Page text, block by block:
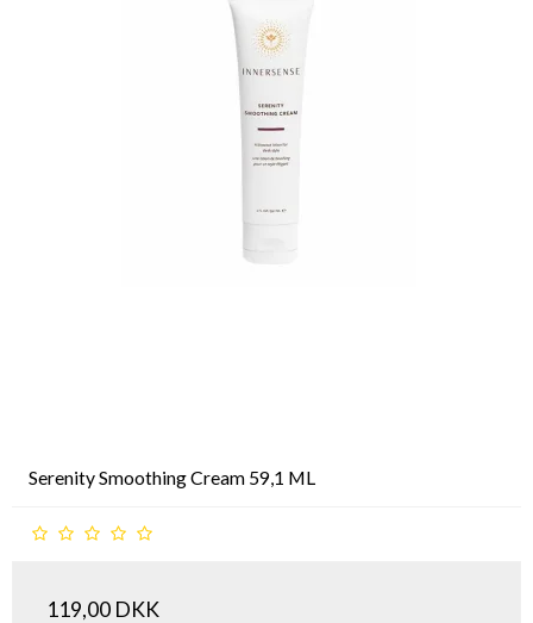
Serenity Smoothing Cream 59,1 ML
119,00 DKK